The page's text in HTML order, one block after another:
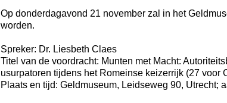
Op donderdagavond 21 november zal in het
worden.
Spreker: Dr. Liesbeth Claes
Titel van de voordracht: Munten met Macht:
usurpatoren tijdens het Romeinse keizerrijk (27 voor
Plaats en tijd: Geldmuseum, Leidseweg 90, Utrecht;